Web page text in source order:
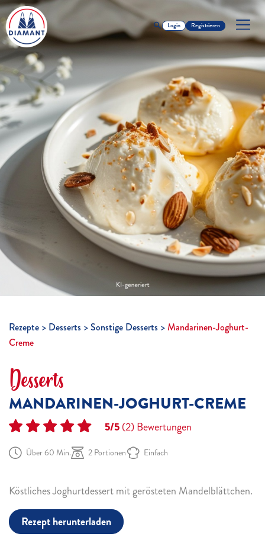
Login Registrieren
Rezepte Desserts Sonstige Desserts
Mandarinen-Joghurt-
Creme
Desserts
MANDARINEN-JOGHURT-CREME
5/5(2)Bewertungen
Über 60 Min. 2 Portionen Einfach
Köstliches Joghurtdessert mit gerösteten Mandelblättchen.
Rezept herunterladen